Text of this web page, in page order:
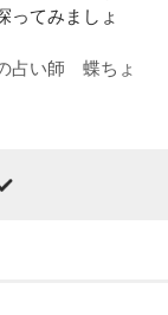
ているじゃ
だろうし、先輩
他事務所と比
ってみましょ
占い師 蝶ちょ